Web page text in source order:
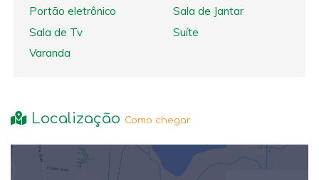
Portão eletrônico
Sala de Jantar
Sala de Tv
Suíte
Varanda
Localização Como chegar